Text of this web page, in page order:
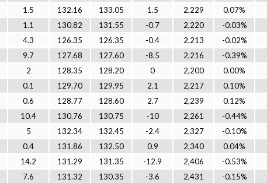
1.5 132.16 133.05 1.5 2,229
0.07%
1.1 130.82 131.55 -0.7 2,220
-0.03%
4.3 126.35 126.35 -0.4 2,213
-0.02%
9.7 127.68 127.60 -8.5 2,216
-0.39%
2 128.35 128.20 0 2,200
0.00%
0.1 129.70 129.95 2.1 2,217
0.10%
0.6 128.77 128.60 2.7 2,239
0.12%
10.4 130.76 130.75 -10 2,261
-0.44%
5 132.34 132.45 -2.4 2,327
-0.10%
0.4 131.86 132.50 0.9 2,340
0.04%
14.2 131.29 131.35 -12.9 2,406
-0.53%
7.6 131.32 130.35 -3.6 2,431
-0.15%